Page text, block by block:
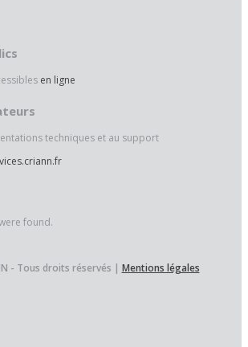
en ligne
techniques et au support
found.
- Tous droits réservés | Mentions légales